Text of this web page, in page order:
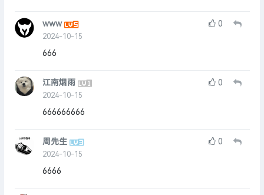
www
2024-10-15
0
666
江南烟雨
2024-10-15
0
666666666
周先生
2024-10-15
0
6666